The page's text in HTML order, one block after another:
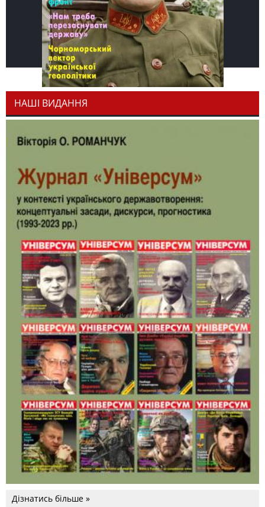
НАШІ ВИДАННЯ
Дізнатись більше »